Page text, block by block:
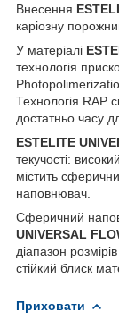
Внесення
каріозну
У матеріалі
технологія
Технологія RAP
достатньо часу
ESTELITE
текучості:
містить
наповнювач.
Сферичний
UNIVERSAL
діапазон
стійкий блиск
Приховати